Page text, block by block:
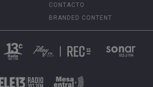
CONTACTO
BRANDED CONTENT